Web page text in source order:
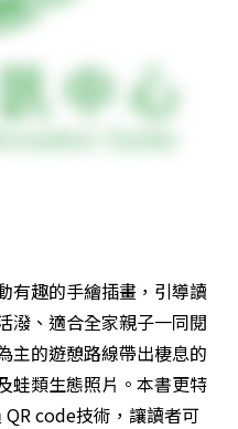
有趣的手繪插畫，引導讀
潑、適合全家親子一同閱
主的遊憩路線帶出棲息的
蛙類生態照片。本書更特
code技術，讓讀者可